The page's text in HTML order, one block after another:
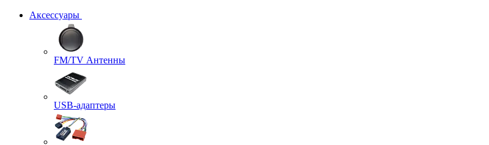
Аксессуары
FM/TV Антенны
USB-адаптеры